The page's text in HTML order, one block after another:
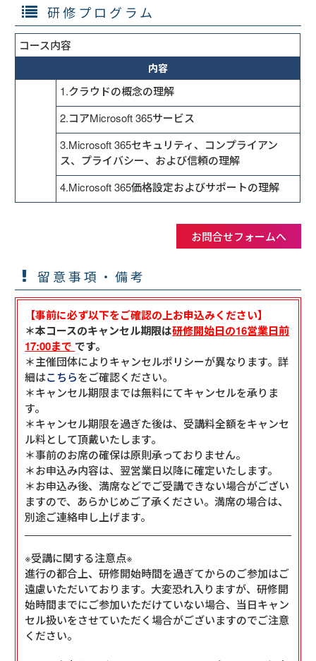
研修プログラム
コース内容
内容
1.クラウドの概念の理解
2.コアMicrosoft 365サービス
3.Microsoft 365セキュリティ、コンプライアン
ス、プライバシー、および信頼の理解
4.Microsoft 365価格設定およびサポートの理解
お問合せフォームへ
留意事項・備考
【事前に必ず以下をご確認の上お申込みください】
＊本コースのキャンセル期限は研修開始日の16営業日前
17:00まで です。
＊主催団体によりキャンセルポリシーが異なります。詳
細はこちらをご確認ください。
＊キャンセル期限までは無料にてキャンセルを承りま
す。
＊キャンセル期限を過ぎた後は、受講料全額をキャンセ
ル料として頂戴いたします。
＊事前のお席の確保は原則承っておりません。
＊お申込み内容は、翌営業日以降に確定いたします。
＊お申込み後、満席などでご受講できない場合がござい
ますので、あらかじめご了承ください。満席の場合は、
別途ご連絡申し上げます。
※受講に関する注意点※
進行の都合上、研修開始時間を過ぎてからのご参加はご
遠慮いただいております。大変恐れ入りますが、研修開
始時間までにご参加いただけていない場合、当日キャン
セル扱いをさせていただく場合がございますのでご注意
ください。